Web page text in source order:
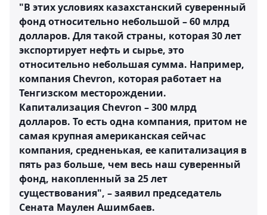
"В этих условиях казахстанский суверенный
фонд относительно небольшой – 60 млрд
долларов. Для такой страны, которая 30 лет
экспортирует нефть и сырье, это
относительно небольшая сумма. Например,
компания Chevron, которая работает на
Тенгизском месторождении.
Капитализация Chevron – 300 млрд
долларов. То есть одна компания, притом не
самая крупная американская сейчас
компания, средненькая, ее капитализация в
пять раз больше, чем весь наш суверенный
фонд, накопленный за 25 лет
существования", – заявил председатель
Сената Маулен Ашимбаев.